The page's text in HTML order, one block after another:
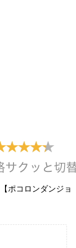
ポコロンダンジョ